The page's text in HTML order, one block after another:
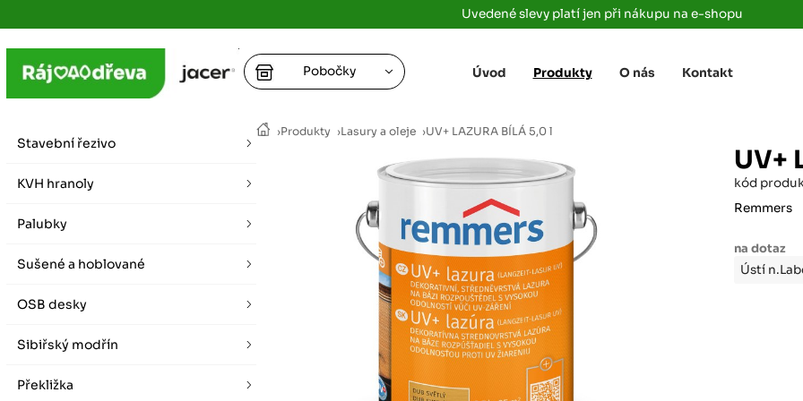
Uvedené slevy platí jen při nákupu na e-shopu
›Produkty ›Lasury a oleje ›UV+ LAZURA BÍLÁ 5,0 l
UV+
kód
Remmers
na dotaz
Ústí
Stavební řezivo
KVH hranoly
Palubky
Sušené a hoblované
OSB desky
Sibiřský modřín
Překližka
Úvod Produkty O nás Kontakt
Pobočky
+
+
Letní otevírací doba (březen - říjen)
vybírat zde
(parkoviště MAKRO)
Ústí nad Labem, 400 01
Hradec Králové
vybírat zde
Rovná 181
(parkoviště MAKRO)
Březhrad, Hradec Králové, 503 32
+420 731 616
Praha
vybírat zde
Tůmovka 110
(Za čerpací stanicí TANK ONO)
Předboj, 250 72
+420 734 850
rajdrevapraha
vybírat zde
Rokycanská 2656/2,
(parkoviště Albert)
Plzeň 4, 301 00
Liberec
Partyzánská
(na konci ulice u zrcadla)